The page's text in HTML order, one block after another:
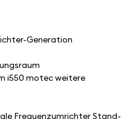
Generation
i550 motec weitere
Frequenzumrichter Stand-